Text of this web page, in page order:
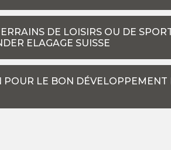
DE LOISIRS OU DE
ELAGAGE SUISSE
POUR LE BON